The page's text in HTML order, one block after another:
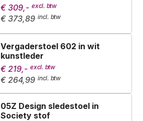
€ 309,-
€ 373,89
Vergaderstoel 602 in wit
kunstleder
€ 219,-
€ 264,99
05Z Design sledestoel in
Society stof